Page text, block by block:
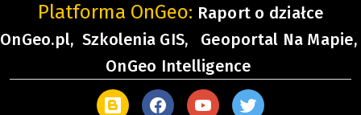
Platforma OnGeo: Raport o działce
OnGeo.pl, Szkolenia GIS,
Geoportal Na Mapie,
OnGeo Intelligence